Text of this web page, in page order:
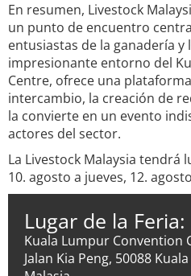
En resumen, Livestock
un punto de encuentro
entusiastas de la ganadería y
impresionante entorno del
Centre, ofrece una
intercambio, la creación de
la convierte en un evento
actores del sector.
La Livestock Malaysia tendrá
10. agosto a jueves, 12.
Lugar de la Feria:
Kuala Lumpur Convention
Jalan Kia Peng, 50088